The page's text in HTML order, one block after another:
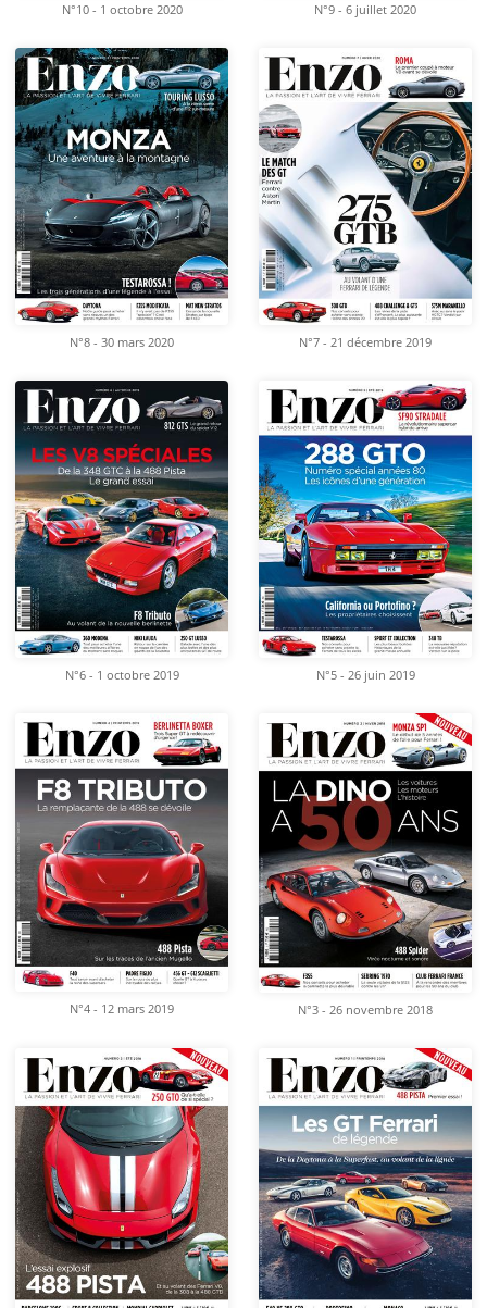
N°10 - 1 octobre 2020 N°9 - 6 juillet 2020
N°8 - 30 mars 2020 N°7 - 21 décembre 2019
N°6 - 1 octobre 2019 N°5 - 26 juin 2019
N°4 - 12 mars 2019 N°3 - 26 novembre 2018